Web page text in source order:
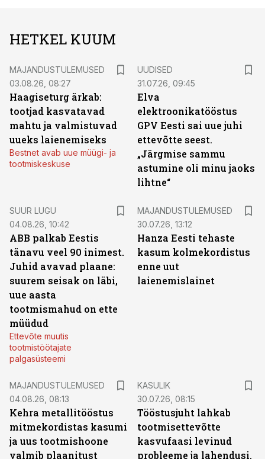
HETKEL KUUM
MAJANDUSTULEMUSED
03.08.26, 08:27
Haagiseturg ärkab:
tootjad kasvatavad
mahtu ja valmistuvad
uueks laienemiseks
Bestnet avab uue müügi- ja
tootmiskeskuse
UUDISED
31.07.26, 09:45
Elva
elektroonikatööstus
GPV Eesti sai uue juhi
ettevõtte seest.
„Järgmise sammu
astumine oli minu jaoks
lihtne“
SUUR LUGU
04.08.26, 10:42
ABB palkab Eestis
tänavu veel 90 inimest.
Juhid avavad plaane:
suurem seisak on läbi,
uue aasta
tootmismahud on ette
müüdud
Ettevõte muutis
tootmistöötajate
palgasüsteemi
MAJANDUSTULEMUSED
30.07.26, 13:12
Hanza Eesti tehaste
kasum kolmekordistus
enne uut
laienemislainet
MAJANDUSTULEMUSED
04.08.26, 08:13
Kehra metallitööstus
mitmekordistas kasumi
ja uus tootmishoone
valmib plaanitust
KASULIK
30.07.26, 08:15
Tööstusjuht lahkab
tootmisettevõtte
kasvufaasi levinud
probleeme ja lahendusi.